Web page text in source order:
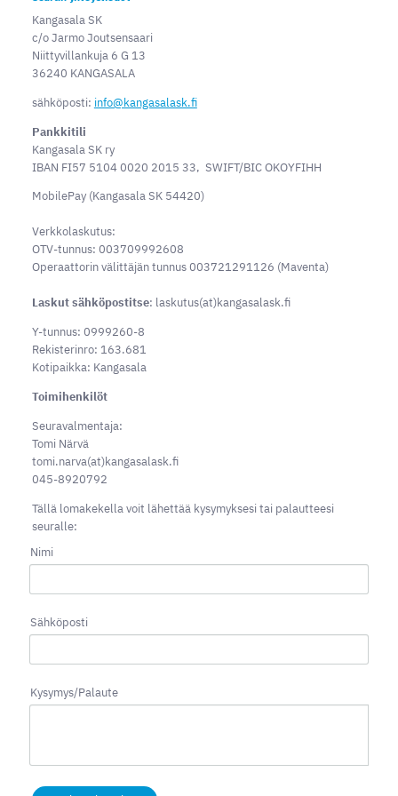
Kangasala SK
c/o Jarmo Joutsensaari
Niittyvillankuja 6 G 13
36240 KANGASALA
sähköposti: info@kangasalask.fi
Pankkitili
Kangasala SK ry
IBAN FI57 5104 0020 2015 33, SWIFT/BIC OKOYFIHH
MobilePay (Kangasala SK 54420)
Verkkolaskutus:
OTV-tunnus: 003709992608
Operaattorin välittäjän tunnus 003721291126 (Maventa)
Laskut sähköpostitse: laskutus(at)kangasalask.fi
Y-tunnus: 0999260-8
Rekisterinro: 163.681
Kotipaikka: Kangasala
Toimihenkilöt
Seuravalmentaja:
Tomi Närvä
tomi.narva(at)kangasalask.fi
045-8920792
Tällä lomakekella voit lähettää kysymyksesi tai palautteesi
seuralle:
Nimi
Sähköposti
Kysymys/Palaute